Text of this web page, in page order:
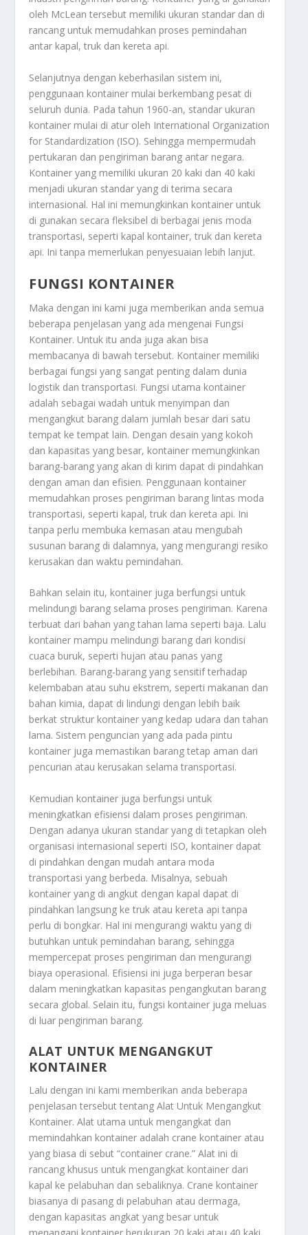
oleh McLean tersebut memiliki ukuran standar dan di
rancang untuk memudahkan proses pemindahan
antar kapal, truk dan kereta api.
Selanjutnya dengan keberhasilan sistem ini,
penggunaan kontainer mulai berkembang pesat di
seluruh dunia. Pada tahun 1960-an, standar ukuran
kontainer mulai di atur oleh International Organization
for Standardization (ISO). Sehingga mempermudah
pertukaran dan pengiriman barang antar negara.
Kontainer yang memiliki ukuran 20 kaki dan 40 kaki
menjadi ukuran standar yang di terima secara
internasional. Hal ini memungkinkan kontainer untuk
di gunakan secara fleksibel di berbagai jenis moda
transportasi, seperti kapal kontainer, truk dan kereta
api. Ini tanpa memerlukan penyesuaian lebih lanjut.
FUNGSI KONTAINER
Maka dengan ini kami juga memberikan anda semua
beberapa penjelasan yang ada mengenai Fungsi
Kontainer. Untuk itu anda juga akan bisa
membacanya di bawah tersebut. Kontainer memiliki
berbagai fungsi yang sangat penting dalam dunia
logistik dan transportasi. Fungsi utama kontainer
adalah sebagai wadah untuk menyimpan dan
mengangkut barang dalam jumlah besar dari satu
tempat ke tempat lain. Dengan desain yang kokoh
dan kapasitas yang besar, kontainer memungkinkan
barang-barang yang akan di kirim dapat di pindahkan
dengan aman dan efisien. Penggunaan kontainer
memudahkan proses pengiriman barang lintas moda
transportasi, seperti kapal, truk dan kereta api. Ini
tanpa perlu membuka kemasan atau mengubah
susunan barang di dalamnya, yang mengurangi resiko
kerusakan dan waktu pemindahan.
Bahkan selain itu, kontainer juga berfungsi untuk
melindungi barang selama proses pengiriman. Karena
terbuat dari bahan yang tahan lama seperti baja. Lalu
kontainer mampu melindungi barang dari kondisi
cuaca buruk, seperti hujan atau panas yang
berlebihan. Barang-barang yang sensitif terhadap
kelembaban atau suhu ekstrem, seperti makanan dan
bahan kimia, dapat di lindungi dengan lebih baik
berkat struktur kontainer yang kedap udara dan tahan
lama. Sistem penguncian yang ada pada pintu
kontainer juga memastikan barang tetap aman dari
pencurian atau kerusakan selama transportasi.
Kemudian kontainer juga berfungsi untuk
meningkatkan efisiensi dalam proses pengiriman.
Dengan adanya ukuran standar yang di tetapkan oleh
organisasi internasional seperti ISO, kontainer dapat
di pindahkan dengan mudah antara moda
transportasi yang berbeda. Misalnya, sebuah
kontainer yang di angkut dengan kapal dapat di
pindahkan langsung ke truk atau kereta api tanpa
perlu di bongkar. Hal ini mengurangi waktu yang di
butuhkan untuk pemindahan barang, sehingga
mempercepat proses pengiriman dan mengurangi
biaya operasional. Efisiensi ini juga berperan besar
dalam meningkatkan kapasitas pengangkutan barang
secara global. Selain itu, fungsi kontainer juga meluas
di luar pengiriman barang.
ALAT UNTUK MENGANGKUT
KONTAINER
Lalu dengan ini kami memberikan anda beberapa
penjelasan tersebut tentangAlat Untuk Mengangkut
Kontainer. Alat utama untuk mengangkat dan
memindahkan kontainer adalah crane kontainer atau
yang biasa di sebut “container crane.” Alat ini di
rancang khusus untuk mengangkat kontainer dari
kapal ke pelabuhan dan sebaliknya. Crane kontainer
biasanya di pasang di pelabuhan atau dermaga,
dengan kapasitas angkat yang besar untuk